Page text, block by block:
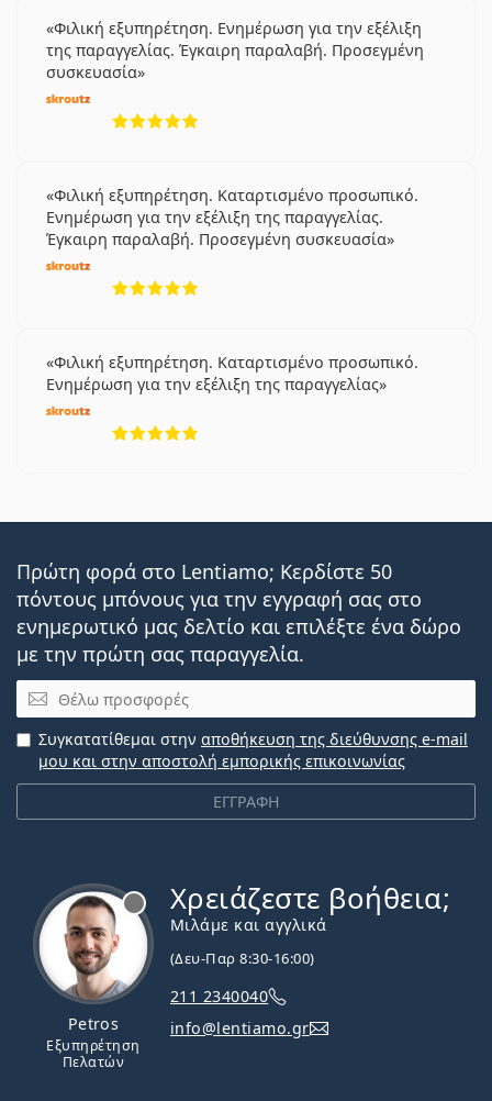
Φιλική εξυπηρέτηση. Ενημέρωση για την εξέλιξη
της παραγγελίας. Έγκαιρη παραλαβή. Προσεγμένη
συσκευασία
Φιλική εξυπηρέτηση. Καταρτισμένο προσωπικό.
Ενημέρωση για την εξέλιξη της παραγγελίας.
Έγκαιρη παραλαβή. Προσεγμένη συσκευασία
Φιλική εξυπηρέτηση. Καταρτισμένο προσωπικό.
Ενημέρωση για την εξέλιξη της παραγγελίας
Πρώτη φορά στο Lentiamo; Κερδίστε 50
πόντους μπόνους για την εγγραφή σας στο
ενημερωτικό μας δελτίο και επιλέξτε ένα δώρο
με την πρώτη σας παραγγελία.
Email
ΕΓΓΡΑΦΗ
Συγκατατίθεμαι στην αποθήκευση της διεύθυνσης e-mail
μου και στην αποστολή εμπορικής επικοινωνίας
Petros
Εξυπηρέτηση
Πελατών
Χρειάζεστε βοήθεια;
Μιλάμε και αγγλικά
(Δευ-Παρ 8:30-16:00)
211 2340040
info@lentiamo.gr